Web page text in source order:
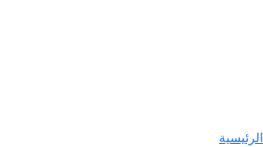
الرئيسية